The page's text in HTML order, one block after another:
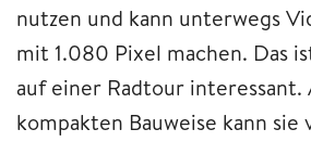
nutzen und kann unterwegs
mit 1.080 Pixel machen. Das
auf einer Radtour
kompakten Bauweise kann